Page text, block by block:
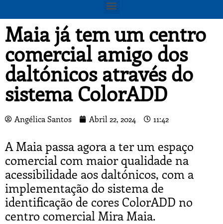
Maia já tem um centro
comercial amigo dos
daltónicos através do
sistema ColorADD
Angélica Santos Abril 22, 2024 11:42
A Maia passa agora a ter um espaço
comercial com maior qualidade na
acessibilidade aos daltónicos, com a
implementação do sistema de
identificação de cores ColorADD no
centro comercial Mira Maia.